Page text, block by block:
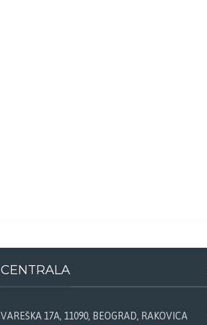
CENTRALA
VAREŠKA 17A, 11090, BEOGRAD, RAKOVICA